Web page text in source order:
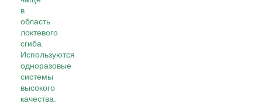
в
область
локтевого
сгиба.
Используются
одноразовые
системы
высокого
качества.